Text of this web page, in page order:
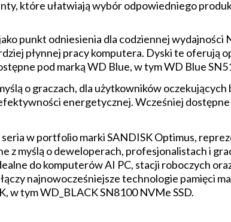
które ułatwiają wybór odpowiedniego
punkt odniesienia dla codziennej wydajności
płynnej pracy komputera. Dyski te oferują
pod marką WD Blue, w tym WD Blue
o graczach, dla użytkowników
energetycznej. Wcześniej
w portfolio marki SANDISK Optimus,
z myślą o deweloperach, profesjonalistach i
do komputerów AI PC, stacji roboczych
najnowocześniejsze technologie pamięci
w tym WD_BLACK SN8100 NVMe SSD.